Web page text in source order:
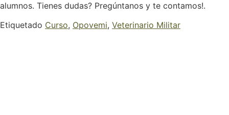
alumnos. Tienes dudas? Pregúntanos y te contamos!.
Etiquetado Curso, Opovemi, Veterinario Militar